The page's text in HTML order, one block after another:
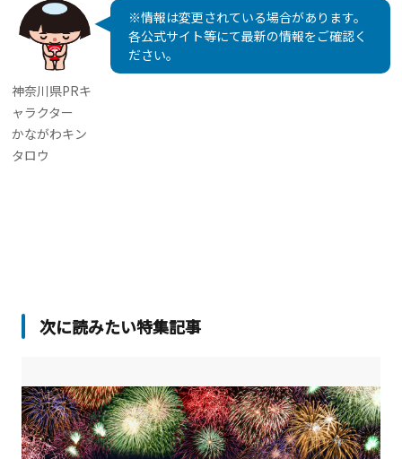
ーフィッシュの足湯」などがあ
り、皆で水着で楽しめます。
「森の湯」は箱根外輪山を眺め
る庭園露天風呂が自慢。貸切風
呂も増設で大好評。「お休み
処」やエステやマッサージを受
けられるリラクゼーションルー
ムも設備されています。全天候
神奈川県PRキ
ャラクター
かながわキン
タロウ
※情報は変更されている場合があります。
各公式サイト等にて最新の情報をご確認く
ださい。
次に読みたい特集記事